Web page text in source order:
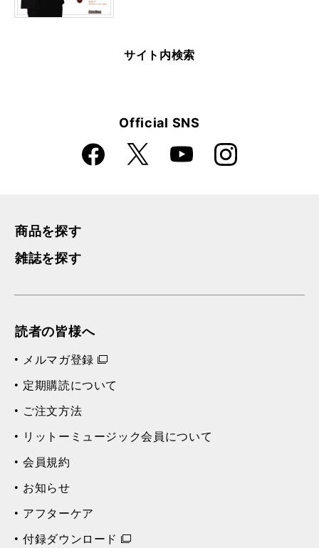
サイト内検索
Official SNS
Faceboo
k
X YouTube Instagra
m
商品を探す
雑誌を探す
読者の皆様へ
メルマガ登録
定期購読について
ご注文方法
リットーミュージック会員について
会員規約
お知らせ
アフターケア
付録ダウンロード